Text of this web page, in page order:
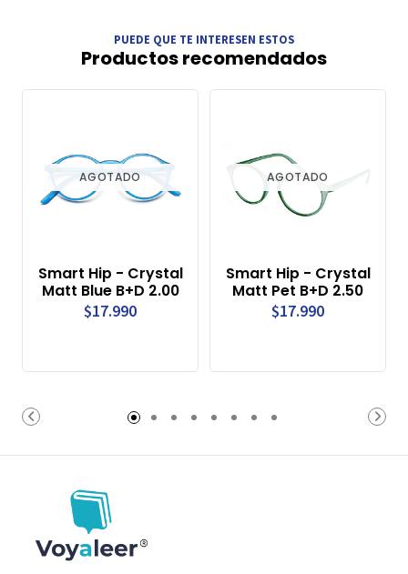
PUEDE QUE TE INTERESEN ESTOS
Productos recomendados
AGOTADO
Smart Hip - Crystal
Matt Blue B+D 2.00
$17.990
AGOTADO
Smart Hip - Crystal
Matt Pet B+D 2.50
$17.990